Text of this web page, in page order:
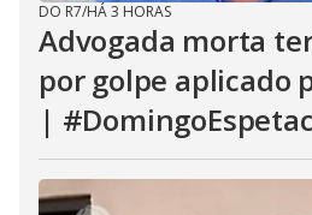
DO R7/HÁ 3 HORAS
Advogada morta
por golpe aplicado
|